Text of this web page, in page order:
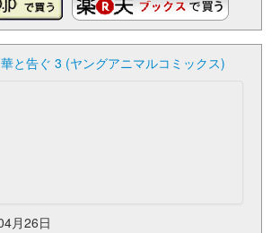
と告ぐ 3 (ヤングアニマルコミックス)
月26日